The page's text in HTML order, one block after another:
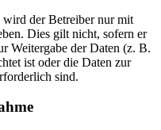
wird der Betreiber nur mit
Dies gilt nicht, sofern er
Weitergabe der Daten (z. B.
ist oder die Daten zur
sind.